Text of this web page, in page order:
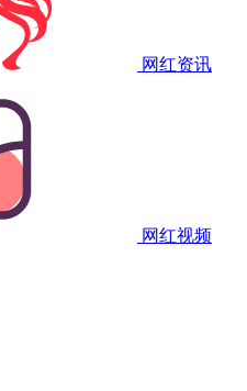
网红资讯
网红视频